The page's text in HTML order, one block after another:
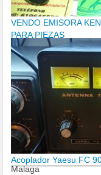
VENDO EMISORA
PARA PIEZAS
Acoplador Yaesu FC
Malaga